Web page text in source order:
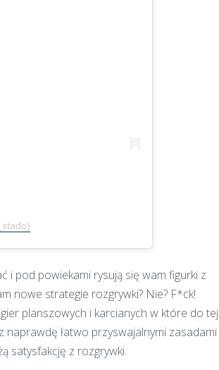
i pod powiekami rysują się wam figurki z
nowe strategie rozgrywki? Nie? F*ck!
planszowych i karcianych w które do tej
naprawdę łatwo przyswajalnymi zasadami
satysfakcję z rozgrywki.